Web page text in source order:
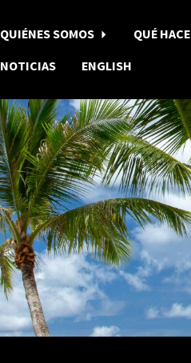
QUIÉNES SOMOS QUÉ
NOTICIAS
ENGLISH